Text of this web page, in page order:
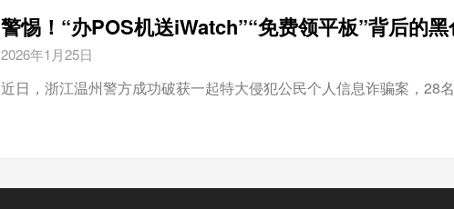
警惕！“办POS机送iWatch”“免费领平板”背后的
2026年1月25日
近日，浙江温州警方成功破获一起特大侵犯公民个人信息诈骗案，28